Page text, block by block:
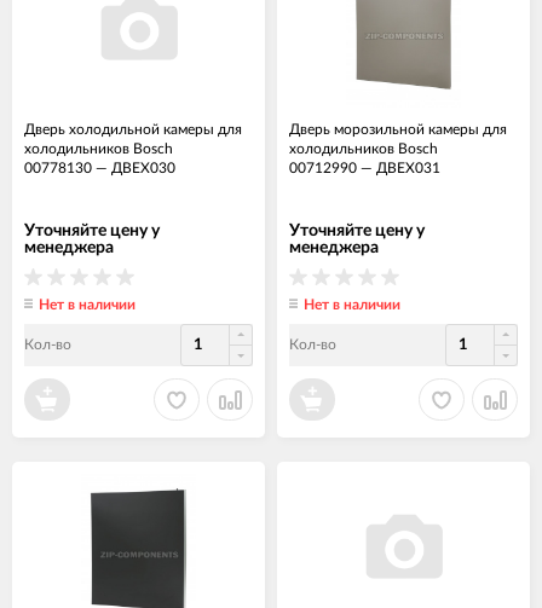
Дверь холодильной камеры для
холодильников Bosch
00778130 — ДВЕХ030
Уточняйте цену у
менеджера
Нет в наличии
Кол-во
Дверь морозильной камеры для
холодильников Bosch
00712990 — ДВЕХ031
Уточняйте цену у
менеджера
Нет в наличии
Кол-во